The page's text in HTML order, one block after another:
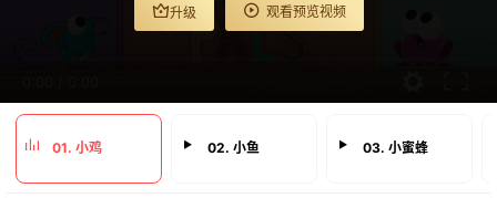
升级 观看预览视频
01. 小鸡 02. 小鱼 03. 小蜜蜂